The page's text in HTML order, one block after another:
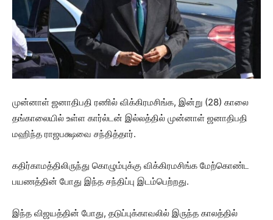
முன்னாள் ஜனாதிபதி ரணில் விக்கிரமசிங்க, இன்று (28) காலை
தங்காலையில் உள்ள கார்ல்டன் இல்லத்தில் முன்னாள் ஜனாதிபதி
மஹிந்த ராஜபக்ஷவை சந்தித்தார்.
கதிர்காமத்திலிருந்து கொழும்புக்கு விக்கிரமசிங்க மேற்கொண்ட
பயணத்தின் போது இந்த சந்திப்பு இடம்பெற்றது.
இந்த விஜயத்தின் போது, ​​தடுப்புக்காவலில் இருந்த காலத்தில்